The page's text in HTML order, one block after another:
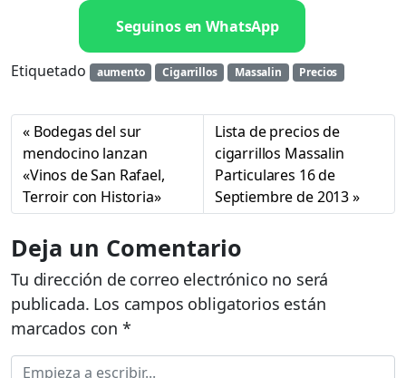
Seguinos en WhatsApp
Etiquetado aumento Cigarrillos Massalin Precios
Bodegas del sur
mendocino lanzan
«Vinos de San Rafael,
Terroir con Historia»
Lista de precios de
cigarrillos Massalin
Particulares 16 de
Septiembre de 2013
Deja un Comentario
Tu dirección de correo electrónico no será
publicada. Los campos obligatorios están
marcados con *